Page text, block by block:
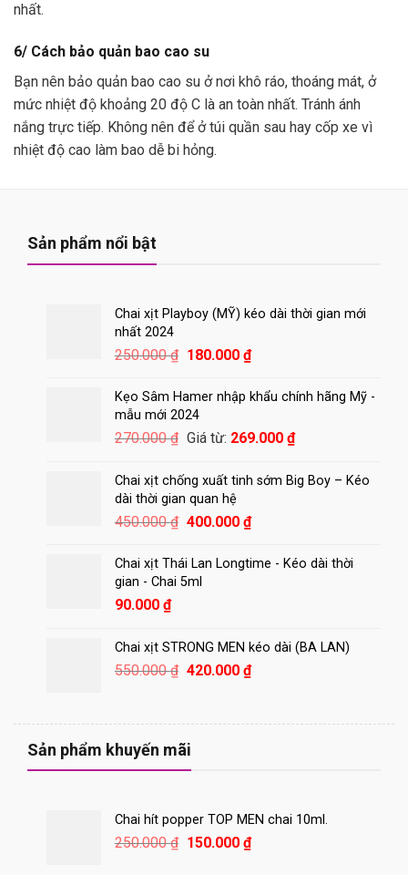
nhất.
6/ Cách bảo quản bao cao su
Bạn nên bảo quản bao cao su ở nơi khô ráo, thoáng mát, ở
mức nhiệt độ khoảng 20 độ C là an toàn nhất. Tránh ánh
nắng trực tiếp. Không nên để ở túi quần sau hay cốp xe vì
nhiệt độ cao làm bao dễ bi hỏng.
Sản phẩm nổi bật
Chai xịt Playboy (MỸ) kéo dài thời gian mới
nhất 2024
250.000₫ Giá
là:
250.000 ₫.
180.000 ₫Giá
tại
180.000 ₫.
Kẹo Sâm Hamer nhập khẩu chính hãng Mỹ -
mẫu mới 2024
270.000₫ Giá từ: 269.000 ₫
Chai xịt chống xuất tinh sớm Big Boy – Kéo
dài thời gian quan hệ
450.000₫ Giá
là:
450.000 ₫.
400.000 ₫Giá
tại
Chai xịt Thái Lan Longtime - Kéo dài thời
gian - Chai 5ml
90.000 ₫
Chai xịt STRONG MEN kéo dài (BA LAN)
550.000₫ Giá
550.000 ₫.
420.000 ₫Giá
là:
Sản phẩm khuyến mãi
Chai hít popper TOP MEN chai 10ml.
250.000₫ Giá
150.000 ₫Giá